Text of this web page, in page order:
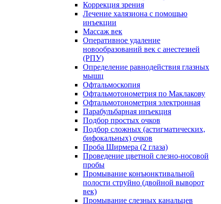
Коррекция зрения
Лечение халязиона с помощью
инъекции
Массаж век
Оперативное удаление
новообразований век с анестезией
(РПУ)
Определение равнодействия глазных
мышц
Офтальмоскопия
Офтальмотонометрия по Маклакову
Офтальмотонометрия электронная
Парабульбарная инъекция
Подбор простых очков
Подбор сложных (астигматических,
бифокальных) очков
Проба Ширмера (2 глаза)
Проведение цветной слезно-носовой
пробы
Промывание конъюнктивальной
полости струйно (двойной выворот
век)
Промывание слезных канальцев